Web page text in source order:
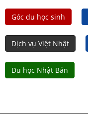
Góc du học sinh
Dịch vụ Việt Nhật
Du học Nhật Bản